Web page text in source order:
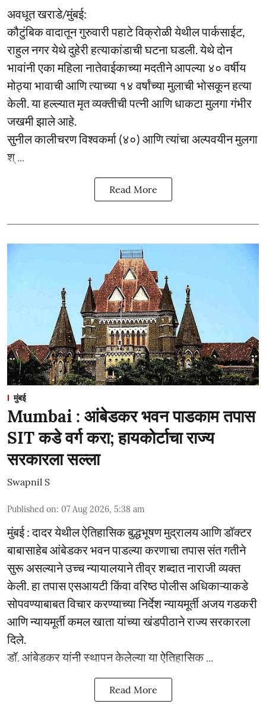
अवधूत खराडे/मुंबई:
कौटुंबिक वादातून गुरुवारी पहाटे विक्रोळी येथील पार्कसाईट,
राहुल नगर येथे दुहेरी हत्याकांडाची घटना घडली. येथे दोन
भावांनी एका महिला नातेवाईकाच्या मदतीने आपल्या ४० वर्षीय
मोठ्या भावाची आणि त्याच्या १४ वर्षांच्या मुलाची भोसकून हत्या
केली. या हल्ल्यात मृत व्यक्तीची पत्नी आणि धाकटा मुलगा गंभीर
जखमी झाले आहे.
सुनील कालीचरण विश्वकर्मा (४०) आणि त्यांचा अल्पवयीन मुलगा
श् ...
Read More
मुंबई
Mumbai : आंबेडकर भवन पाडकाम तपास
SIT कडे वर्ग करा; हायकोर्टाचा राज्य
सरकारला सल्ला
Swapnil S
Published on: 07 Aug 2026, 5:38 am
मुंबई : दादर येथील ऐतिहासिक बुद्धभूषण मुद्रालय आणि डॉक्टर
बाबासाहेब आंबेडकर भवन पाडल्या करणाचा तपास संत गतीने
सुरू असल्याने उच्च न्यायालयाने तीव्र शब्दात नाराजी व्यक्त
केली. हा तपास एसआयटी किंवा वरिष्ठ पोलीस अधिकाऱ्याकडे
सोपवण्याबाबत विचार करण्याच्या निर्देश न्यायमूर्ती अजय गडकरी
आणि न्यायमूर्ती कमल खाता यांच्या खंडपीठाने राज्य सरकारला
दिले.
डॉ. आंबेडकर यांनी स्थापन केलेल्या या ऐतिहासिक ...
Read More